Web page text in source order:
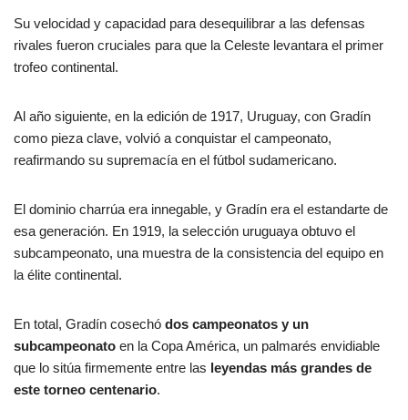
Su velocidad y capacidad para desequilibrar a las defensas
rivales fueron cruciales para que la Celeste levantara el primer
trofeo continental.
Al año siguiente, en la edición de 1917, Uruguay, con Gradín
como pieza clave, volvió a conquistar el campeonato,
reafirmando su supremacía en el fútbol sudamericano.
El dominio charrúa era innegable, y Gradín era el estandarte de
esa generación. En 1919, la selección uruguaya obtuvo el
subcampeonato, una muestra de la consistencia del equipo en
la élite continental.
En total, Gradín cosechó dos campeonatos y un
subcampeonato en la Copa América, un palmarés envidiable
que lo sitúa firmemente entre las leyendas más grandes de
este torneo centenario.